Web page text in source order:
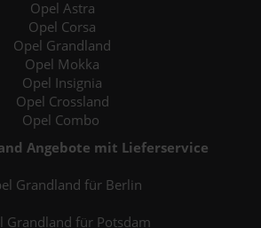
Opel Astra
Opel Corsa
Opel Grandland
Opel Mokka
Opel Insignia
Opel Crossland
Opel Combo
Angebote mit Lieferservice
Grandland für Berlin
Grandland für Potsdam